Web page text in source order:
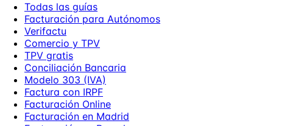
Todas las guías
Facturación para Autónomos
Verifactu
Comercio y TPV
TPV gratis
Conciliación Bancaria
Modelo 303 (IVA)
Factura con IRPF
Facturación Online
Facturación en Madrid